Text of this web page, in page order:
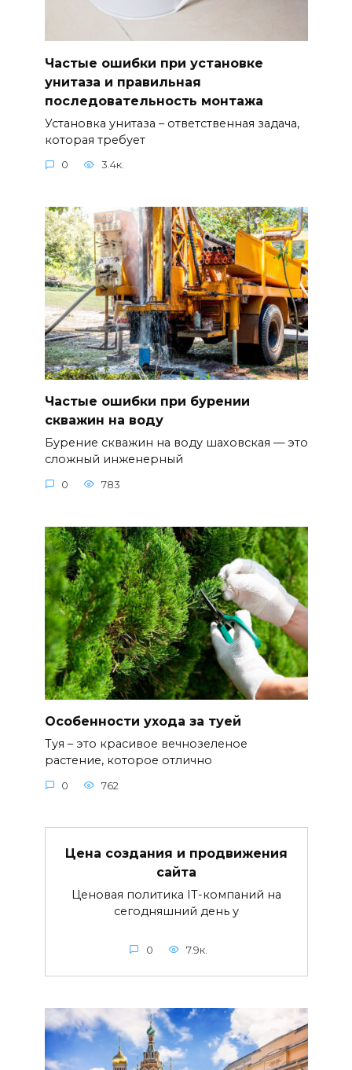
Частые ошибки при установке
унитаза и правильная
последовательность монтажа
Установка унитаза – ответственная задача,
которая требует
0 3.4к.
Частые ошибки при бурении
скважин на воду
Бурение скважин на воду шаховская — это
сложный инженерный
0 783
Особенности ухода за туей
Туя – это красивое вечнозеленое
растение, которое отлично
0 762
Цена создания и продвижения
сайта
Ценовая политика IT-компаний на
сегодняшний день у
0 7.9к.